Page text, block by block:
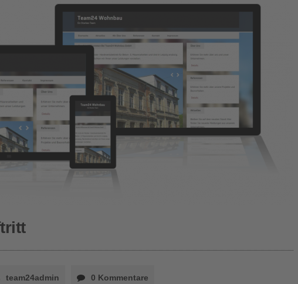
team24admin 0 KommentareAußenanlagengestaltung am Anwesen: